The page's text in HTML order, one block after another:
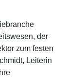
der
zum festen
Leiterin